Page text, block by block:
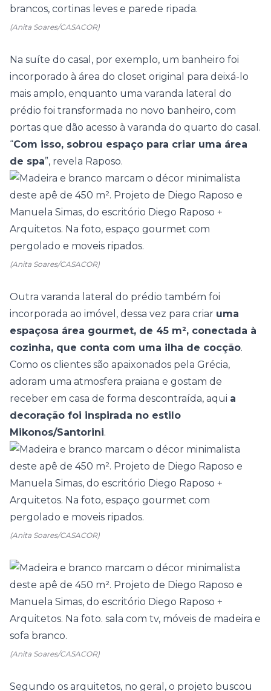
(Anita Soares/CASACOR)
Na suíte do casal, por exemplo, um banheiro foi
incorporado à área do closet original para deixá-lo
mais amplo, enquanto uma varanda lateral do
prédio foi transformada no novo banheiro, com
portas que dão acesso à varanda do quarto do casal.
“Com isso, sobrou espaço para criar uma área
de spa”, revela Raposo.
(Anita Soares/CASACOR)
Outra varanda lateral do prédio também foi
incorporada ao imóvel, dessa vez para criar uma
espaçosa área gourmet, de 45 m², conectada à
cozinha, que conta com uma ilha de cocção.
Como os clientes são apaixonados pela Grécia,
adoram uma atmosfera praiana e gostam de
receber em casa de forma descontraída, aqui a
decoração foi inspirada no estilo
Mikonos/Santorini.
(Anita Soares/CASACOR)
(Anita Soares/CASACOR)
Segundo os arquitetos, no geral, o projeto buscou